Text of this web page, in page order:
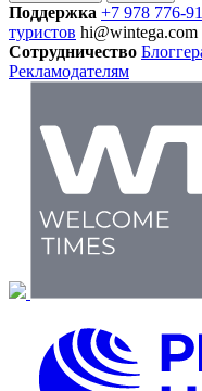
Поддержка +7 978 776-
туристов hi@wintega.com
Сотрудничество
Рекламодателям